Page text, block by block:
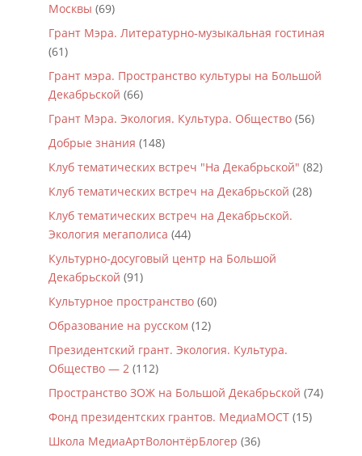
Москвы (69)
Грант Мэра. Литературно-музыкальная гостиная
(61)
Грант мэра. Пространство культуры на Большой
Декабрьской (66)
Грант Мэра. Экология. Культура. Общество(56)
Добрые знания (148)
Клуб тематических встреч "На Декабрьской" (82)
Клуб тематических встреч на Декабрьской (28)
Клуб тематических встреч на Декабрьской.
Экология мегаполиса (44)
Культурно-досуговый центр на Большой
Декабрьской (91)
Культурное пространство(60)
Образование на русском (12)
Президентский грант. Экология. Культура.
Общество — 2(112)
Пространство ЗОЖ на Большой Декабрьской (74)
Фонд президентских грантов. МедиаМОСТ(15)
Школа МедиаАртВолонтёрБлогер (36)